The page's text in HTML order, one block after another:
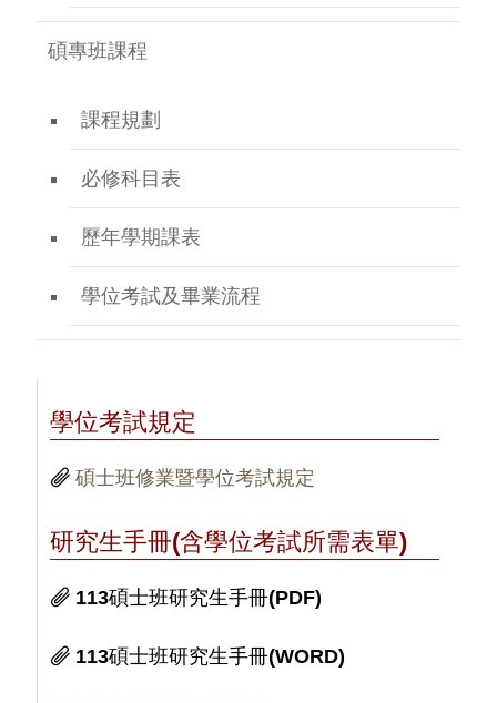
碩專班課程
課程規劃
必修科目表
歷年學期課表
學位考試及畢業流程
學位考試規定
碩士班修業暨學位考試規定
研究生手冊(含學位考試所需表單)
113碩士班研究生手冊(PDF)
113碩士班研究生手冊(WORD)